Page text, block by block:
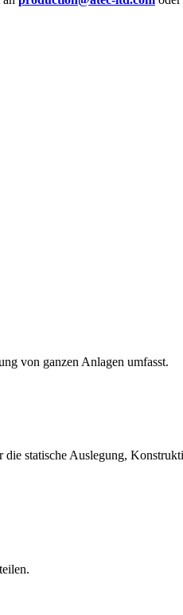
von ganzen Anlagen umfasst.
statische Auslegung,